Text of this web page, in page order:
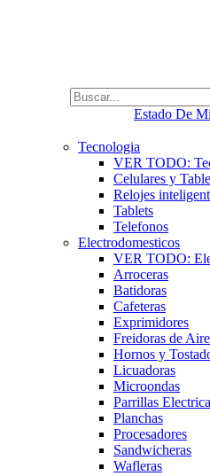
Estado De
Tecnologia
VER TODO:
Celulares y
Relojes
Tablets
Telefonos
Electrodomesticos
VER TODO:
Arroceras
Batidoras
Cafeteras
Exprimidores
Freidoras de Aire
Hornos y
Licuadoras
Microondas
Parrillas
Planchas
Procesadores
Sandwicheras
Wafleras